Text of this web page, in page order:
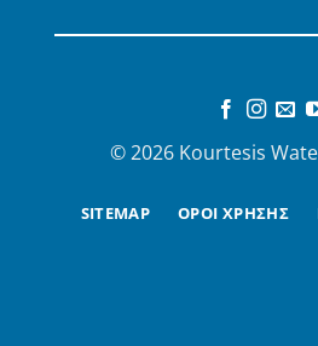
© 2026 Kourtesis
SITEMAP ΟΡΟΙ ΧΡΗΣΗΣ